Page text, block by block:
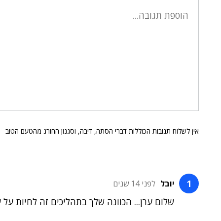
אין לשלוח תגובות הכוללות דברי הסתה, דיבה, וסגנון החורג מהטעם הטוב
יובל לפני 14 שנים
שלום ערן... הכוונה שלך בתהליכים זה לחיות על